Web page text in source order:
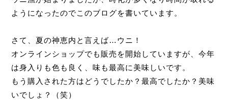
ようになったのでこのブログを書いています。
さて、夏の神恵内と言えば…ウニ！
オンラインショップでも販売を開始していますが、今年
は身入りも色も良く、味も最高に美味しいです。
もう購入された方はどうでしたか？最高でしたか？美味
いでしょ？（笑）